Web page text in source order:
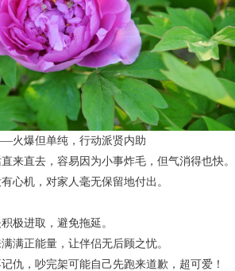
火爆但单纯，行动派贤内助
来直去，容易因为小事炸毛，但气消得也快。
心机，对家人毫无保留地付出。
极进取，避免拖延。
满正能量，让伴侣无后顾之忧。
仇，吵完架可能自己先跑来道歉，超可爱！